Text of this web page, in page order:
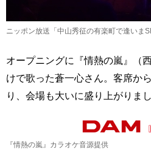
ニッポン放送「中山秀征の有楽町で逢いま
オープニングに『情熱の嵐』（
けで歌った蒼一心さん。客席か
り、会場も大いに盛り上がりまし
『情熱の嵐』カラオケ音源提供